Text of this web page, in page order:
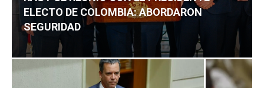
ELECTO DE COLOMBIA: ABORDARON
SEGURIDAD